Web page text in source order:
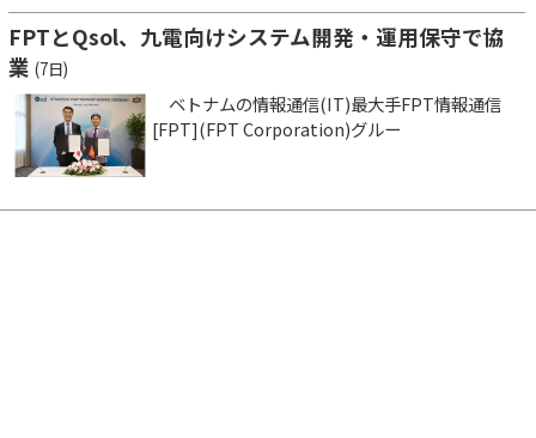
FPTとQsol、九電向けシステム開発・運用保守で協
業 (7日)
ベトナムの情報通信(IT)最大手FPT情報通信
[FPT](FPT Corporation)グルー